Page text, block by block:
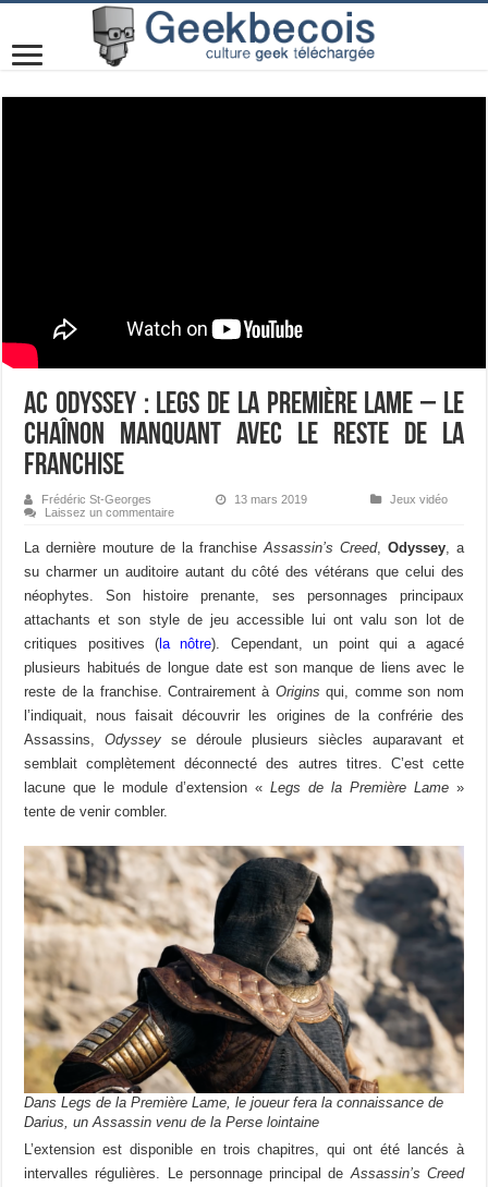
AC Odyssey : Legs de la Première Lame – Le
chaînon manquant avec le reste de la
franchise
Frédéric St-Georges 13 mars 2019
Jeux vidéo
Laissez un commentaire
La dernière mouture de la franchiseAssassin’s Creed, Odyssey, a
su charmer un auditoire autant du côté des vétérans que celui des
néophytes. Son histoire prenante, ses personnages principaux
attachants et son style de jeu accessible lui ont valu son lot de
critiques positives ( la nôtre). Cependant, un point qui a agacé
plusieurs habitués de longue date est son manque de liens avec le
reste de la franchise. Contrairement à Origins qui, comme son nom
l’indiquait, nous faisait découvrir les origines de la confrérie des
Assassins,Odyssey se déroule plusieurs siècles auparavant et
semblait complètement déconnecté des autres titres. C’est cette
lacune que le module d’extension « Legs de la Première Lame»
tente de venir combler.
Dans Legs de la Première Lame, le joueur fera la connaissance de
Darius, un Assassin venu de la Perse lointaine
L’extension est disponible en trois chapitres, qui ont été lancés à
intervalles régulières. Le personnage principal de Assassin’s Creed